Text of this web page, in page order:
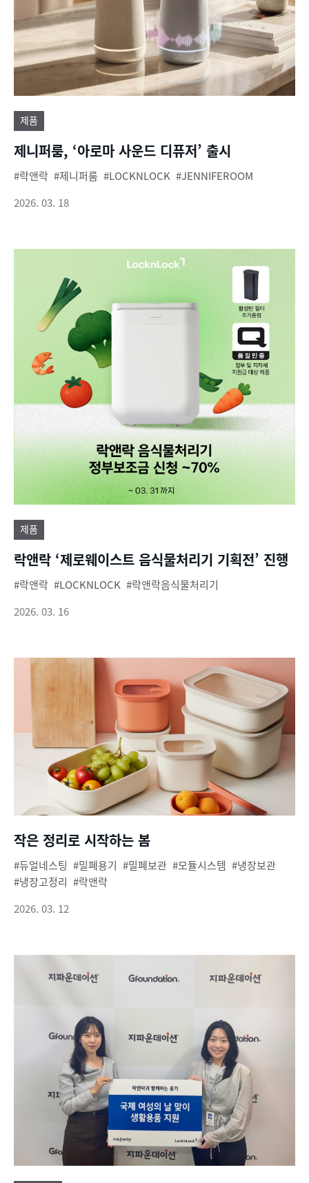
제품
제니퍼룸, ‘아로마 사운드 디퓨저’ 출시
락앤락 제니퍼룸 LOCKNLOCK
JENNIFEROOM
2026. 03. 18
제품
락앤락 ‘제로웨이스트 음식물처리기 기획전’ 진행
락앤락 LOCKNLOCK
락앤락음식물처리기
2026. 03. 16
작은 정리로 시작하는 봄
듀얼네스팅 밀폐용기 밀폐보관 모듈시스템
냉장보관
냉장고정리
락앤락
2026. 03. 12